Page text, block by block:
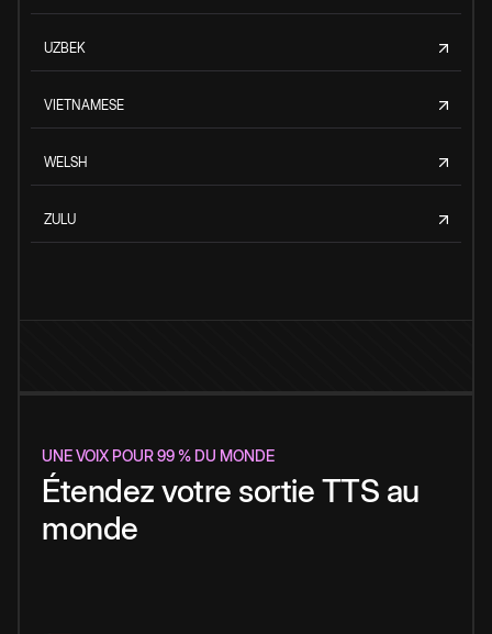
UZBEK
VIETNAMESE
WELSH
ZULU
UNE VOIX POUR 99 % DU MONDE
Étendez votre sortie TTS au
monde